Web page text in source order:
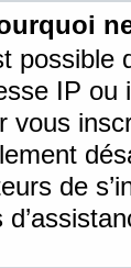
possible
IP ou
vous
de